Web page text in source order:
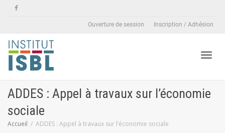
Ouverture de session Inscription / Adhésion
ADDES : Appel à travaux sur l’économie
sociale
Accueil ADDES : Appel à travaux sur l’économie sociale